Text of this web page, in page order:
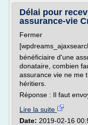
Délai pour
assurance‐vie
Fermer
bénéficiaire d'une
donataire, combien
assurance vie ne me
héritiers.
Réponse : Il faut
Lire la suite
Date: 2019-02-16